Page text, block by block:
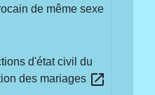
de même sexe
d'état civil du
des mariages open_in_new